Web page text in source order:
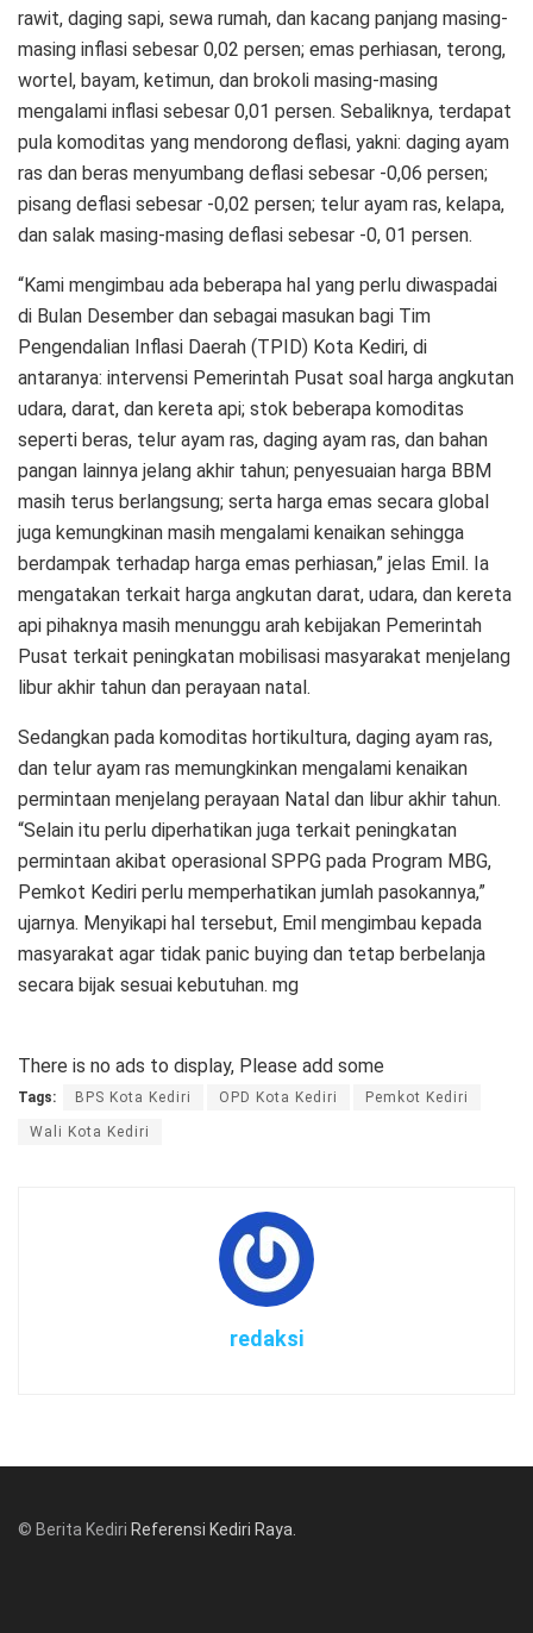
rawit, daging sapi, sewa rumah, dan kacang panjang masing-
masing inflasi sebesar 0,02 persen; emas perhiasan, terong,
wortel, bayam, ketimun, dan brokoli masing-masing
mengalami inflasi sebesar 0,01 persen. Sebaliknya, terdapat
pula komoditas yang mendorong deflasi, yakni: daging ayam
ras dan beras menyumbang deflasi sebesar -0,06 persen;
pisang deflasi sebesar -0,02 persen; telur ayam ras, kelapa,
dan salak masing-masing deflasi sebesar -0, 01 persen.
“Kami mengimbau ada beberapa hal yang perlu diwaspadai
di Bulan Desember dan sebagai masukan bagi Tim
Pengendalian Inflasi Daerah (TPID) Kota Kediri, di
antaranya: intervensi Pemerintah Pusat soal harga angkutan
udara, darat, dan kereta api; stok beberapa komoditas
seperti beras, telur ayam ras, daging ayam ras, dan bahan
pangan lainnya jelang akhir tahun; penyesuaian harga BBM
masih terus berlangsung; serta harga emas secara global
juga kemungkinan masih mengalami kenaikan sehingga
berdampak terhadap harga emas perhiasan,” jelas Emil. Ia
mengatakan terkait harga angkutan darat, udara, dan kereta
api pihaknya masih menunggu arah kebijakan Pemerintah
Pusat terkait peningkatan mobilisasi masyarakat menjelang
libur akhir tahun dan perayaan natal.
Sedangkan pada komoditas hortikultura, daging ayam ras,
dan telur ayam ras memungkinkan mengalami kenaikan
permintaan menjelang perayaan Natal dan libur akhir tahun.
“Selain itu perlu diperhatikan juga terkait peningkatan
permintaan akibat operasional SPPG pada Program MBG,
Pemkot Kediri perlu memperhatikan jumlah pasokannya,”
ujarnya. Menyikapi hal tersebut, Emil mengimbau kepada
masyarakat agar tidak panic buying dan tetap berbelanja
secara bijak sesuai kebutuhan. mg
There is no ads to display, Please add some
Tags: BPS Kota Kediri OPD Kota Kediri Pemkot Kediri
Wali Kota Kediri
redaksi
© Berita Kediri Referensi Kediri Raya